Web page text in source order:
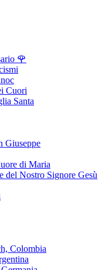
🌹
Cuori
Santa
Giuseppe
di Maria
del Nostro Signore Gesù
Colombia